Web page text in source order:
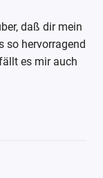
daß dir mein
so hervorragend
es mir auch